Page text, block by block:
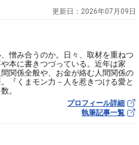
更新日： 2026年07月09日
憎み合うのか。日々、取材を重ねつ
本に書きつづっている。近年は家
関係全般や、お金が絡む人間関係の
『くまモン力－人を惹きつける愛と
。
プロフィール詳細
執筆記事一覧